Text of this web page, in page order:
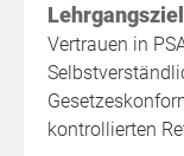
Vertrauen in
kontrollierten